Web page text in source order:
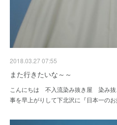
2018.03.27 07:55
また行きたいな～～
こんにちは 不入流染み抜き屋 染み抜
事を早上がりして下北沢に『日本一の